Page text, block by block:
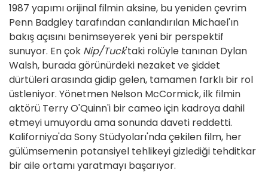
1987 yapımı orijinal filmin aksine, bu yeniden çevrim
Penn Badgley tarafından canlandırılan Michael'ın
bakış açısını benimseyerek yeni bir perspektif
sunuyor. En çok Nip/Tuck'taki rolüyle tanınan Dylan
Walsh, burada görünürdeki nezaket ve şiddet
dürtüleri arasında gidip gelen, tamamen farklı bir rol
üstleniyor. Yönetmen Nelson McCormick, ilk filmin
aktörü Terry O'Quinn'i bir cameo için kadroya dahil
etmeyi umuyordu ama sonunda daveti reddetti.
Kaliforniya'da Sony Stüdyoları'nda çekilen film, her
gülümsemenin potansiyel tehlikeyi gizlediği tehditkar
bir aile ortamı yaratmayı başarıyor.